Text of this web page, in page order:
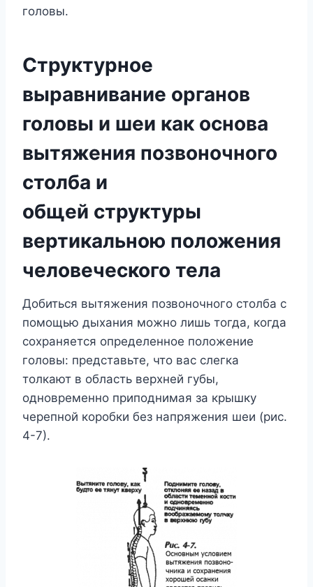
головы.
Структурное
выравнивание органов
головы и шеи как основа
вытяжения позвоночного
столба и
общей структуры
вертикальною положения
человеческого тела
Добиться вытяжения позвоночного столба с
помощью дыхания можно лишь тогда, когда
сохраняется определенное положение
головы: представьте, что вас слегка
толкают в область верхней губы,
одновременно приподнимая за крышку
черепной коробки без напряжения шеи (рис.
4-7).